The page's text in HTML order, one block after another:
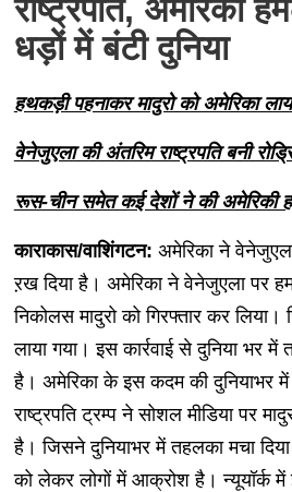
राष्ट्रपति, अमेरिकी
धड़ों में बंटी दुनिया
हथकड़ी पहनाकर मादुरो को अमेरिका
वेनेजुएला की अंतरिम राष्ट्रपति बनी
रूस-चीन समेत कई देशों ने की अमेरिकी
काराकास/वाशिंगटन: अमेरिका ने
ऱख दिया है। अमेरिका ने वेनेजुएला पर
निकोलस मादुरो को गिरफ्तार कर लिया।
लाया गया। इस कार्रवाई से दुनिया भर
है। अमेरिका के इस कदम की दुनियाभर में
राष्ट्रपति ट्रम्प ने सोशल मीडिया पर
है। जिसने दुनियाभर में तहलका मचा
को लेकर लोगों में आक्रोश है। न्यूयॉर्क में